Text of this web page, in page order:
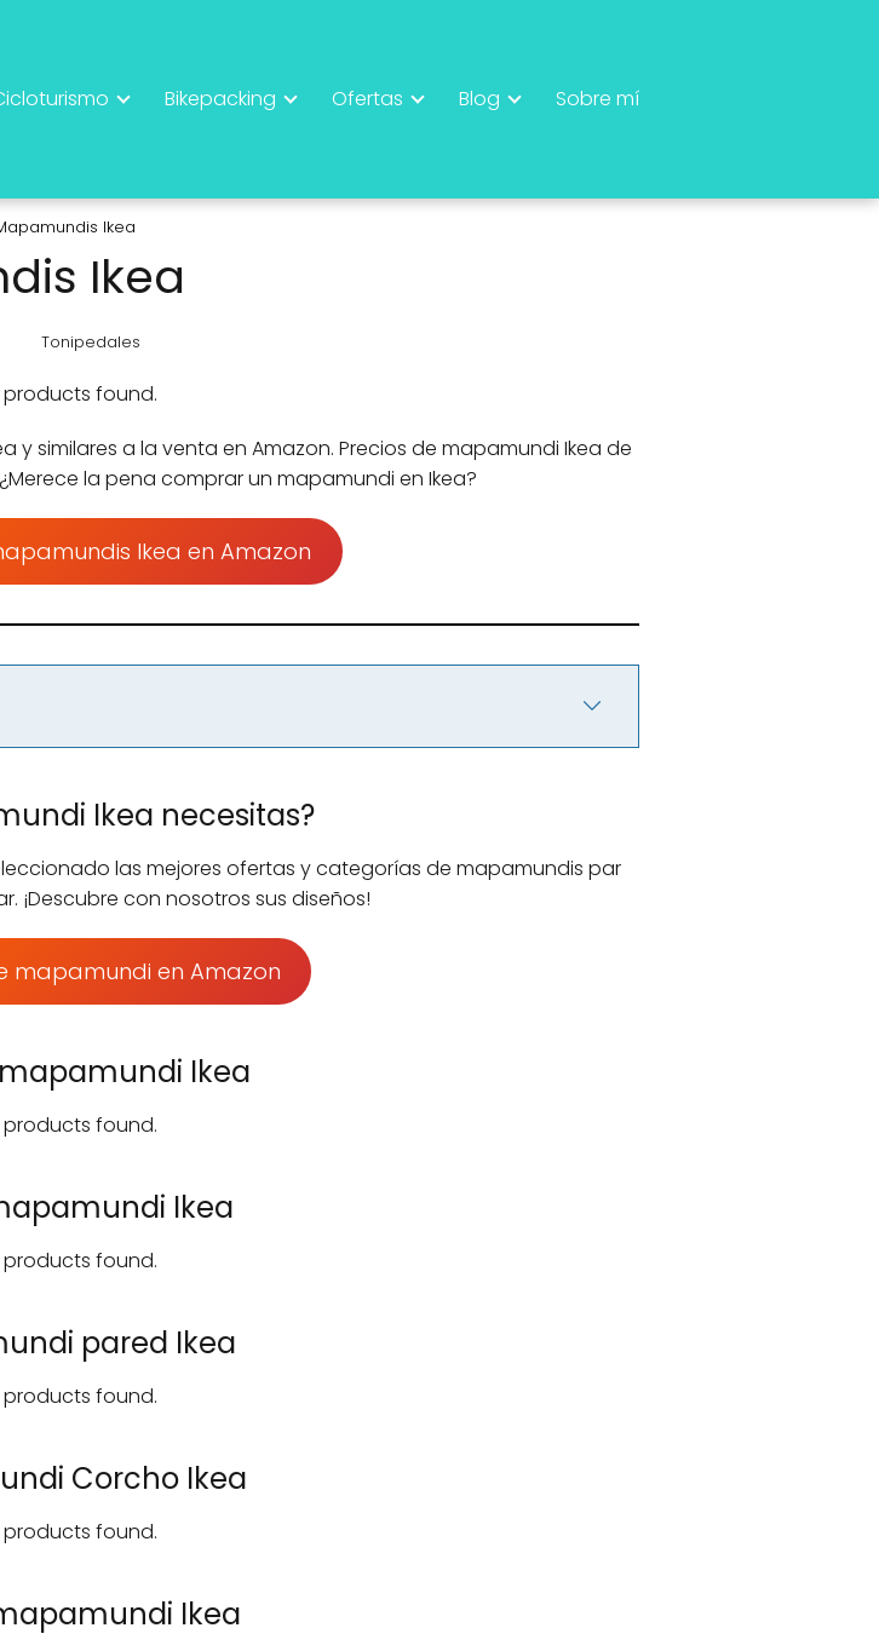
Bikepacking Ofertas Blog Sobre mí
Ikea
Ikea
Tonipedales
products found.
y similares a la venta en Amazon. Precios de mapamundi Ikea de
la pena comprar un mapamundi en Ikea?
Ikea en Amazon
Ikea necesitas?
las mejores ofertas y categorías de mapamundis par
¡Descubre con nosotros sus diseños!
mapamundi en Amazon
Ikea
products found.
Ikea
products found.
pared Ikea
products found.
Corcho Ikea
products found.
Ikea